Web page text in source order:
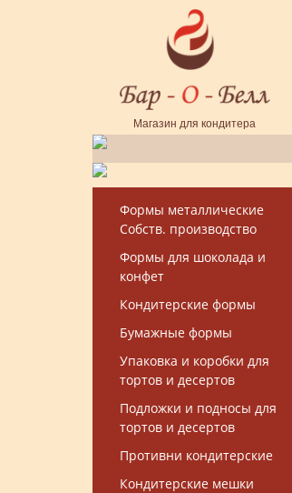
Перейти к основному содержанию
Магазин для кондитера
Форма поиска
Формы металлические
Собств. производство
Формы для шоколада и
конфет
Кондитерские формы
Бумажные формы
Упаковка и коробки для
тортов и десертов
Подложки и подносы для
тортов и десертов
Противни кондитерские
Кондитерские мешки